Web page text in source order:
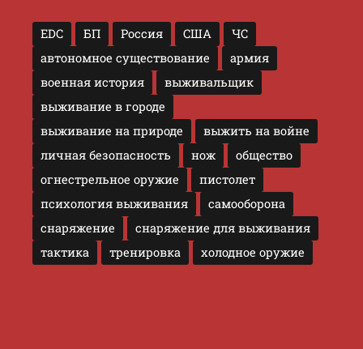
EDC БП Россия США
ЧС
автономное существование
армия
военная история
выживальщик
выживание в городе
выживание на природе
выжить на войне
личная безопасность
нож
общество
огнестрельное оружие
пистолет
психология выживания
самооборона
снаряжение
снаряжение для выживания
тактика
тренировка холодное оружие